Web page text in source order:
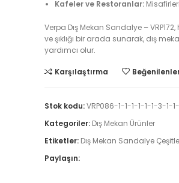
Kafeler ve Restoranlar:
Verpa Dış Mekan Sandalye –
ve şıklığı bir arada sunarak, dış
yardımcı olur.
Karşılaştırma
Stok kodu:VRP086-1-1-1-1-1-1-3-1-
Kategoriler: Dış Mekan Ürünler
Etiketler: Dış Mekan Sandalye
Paylaşın: